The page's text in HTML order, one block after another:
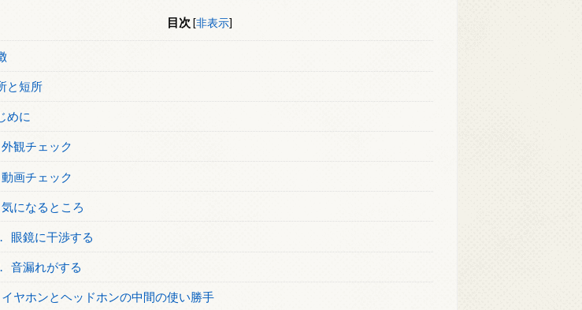
目次 [非表示]
と短所
めに
外観チェック
動画チェック
気になるところ
眼鏡に干渉する
音漏れがする
イヤホンとヘッドホンの中間の使い勝手